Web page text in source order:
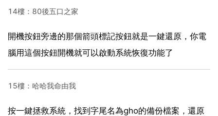
14樓：80後五口之家
開機按鈕旁邊的那個箭頭標記按鈕就是一鍵還原，你電
腦用這個按鈕開機就可以啟動系統恢復功能了
15樓：哈哈我命由我
按一鍵拯救系統，找到字尾名為gho的備份檔案，還原